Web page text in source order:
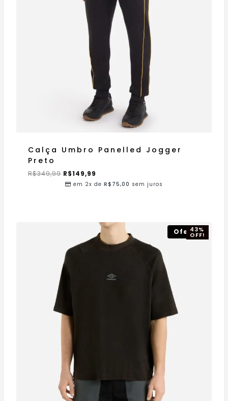
Calça Umbro Panelled Jogger
Preto
R$349,99 R$149,99
em 2x de R$ 75,00 sem juros
Oferta!
43%
OFF!